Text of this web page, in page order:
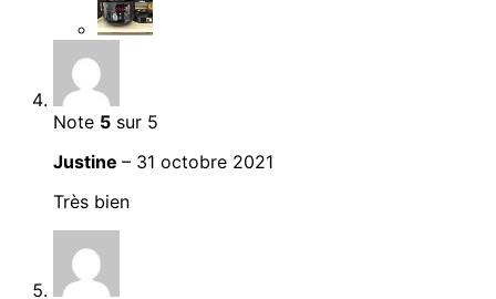
Note 5 sur 5
Justine – 31 octobre 2021
Très bien